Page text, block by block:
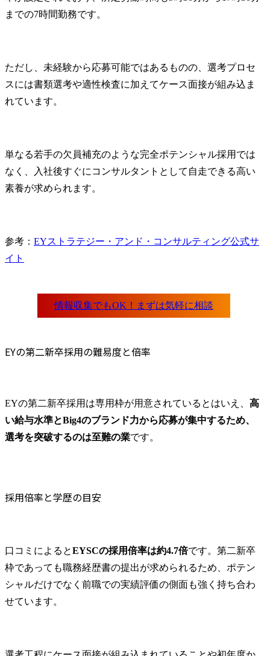
までの7時間勤務です。
ただし、未経験から応募可能ではあるものの、選考プロセ
スには書類選考や適性検査に加えてケース面接が組み込ま
れています。
単なる若手の欠員補充のような完全ポテンシャル採用では
なく、入社後すぐにコンサルタントとして自走できる高い
素養が求められます。
参考： EYストラテジー・アンド・コンサルティング公式サ
イト
EYの第二新卒採用の難易度と倍率
EYの第二新卒採用は専用枠が用意されているとはいえ、 高
い給与水準とBig4のブランド力から応募が集中するため、
選考を突破するのは至難の業です。
採用倍率と学歴の目安
口コミによるとEYSCの採用倍率は約4.7倍です。第二新卒
枠であっても職務経歴書の提出が求められるため、ポテン
シャルだけでなく前職での実績評価の側面も強く持ち合わ
せています。